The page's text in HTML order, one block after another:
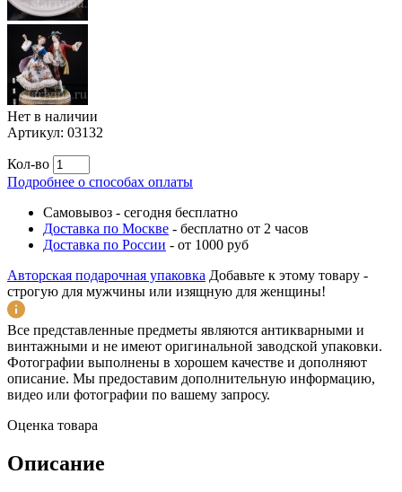
Нет в наличии
Артикул: 03132
Кол-во
Подробнее о способах оплаты
Самовывоз - сегодня бесплатно
Доставка по Москве - бесплатно от 2 часов
Доставка по России - от 1000 руб
Авторская подарочная упаковка Добавьте к этому товару -
строгую для мужчины или изящную для женщины!
Все представленные предметы являются антикварными и
винтажными и не имеют оригинальной заводской упаковки.
Фотографии выполнены в хорошем качестве и дополняют
описание. Мы предоставим дополнительную информацию,
видео или фотографии по вашему запросу.
Оценка товара
Описание